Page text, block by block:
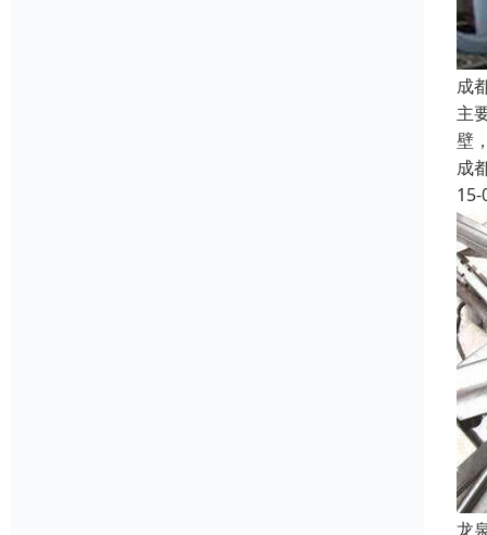
成
主
壁
成
15-
龙